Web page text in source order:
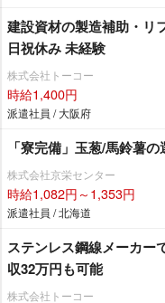
建設資材の製造補助・リ
日祝休み 未経験
株式会社トーコー
時給1,400円
派遣社員 / 大阪府
「寮完備」玉葱/馬鈴薯
株式会社京栄センター
時給1,082円～1,353円
派遣社員 / 北海道
ステンレス鋼線メーカー
収32万円も可能
株式会社トーコー